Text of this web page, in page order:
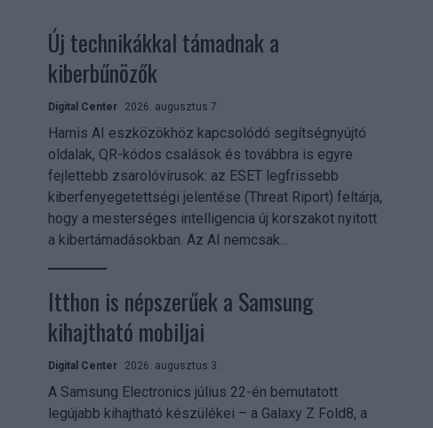
Új technikákkal támadnak a
kiberbűnözők
Digital Center 2026. augusztus 7.
Hamis AI eszközökhöz kapcsolódó segítségnyújtó
oldalak, QR-kódos csalások és továbbra is egyre
fejlettebb zsarolóvírusok: az ESET legfrissebb
kiberfenyegetettségi jelentése (Threat Riport) feltárja,
hogy a mesterséges intelligencia új korszakot nyitott
a kibertámadásokban. Az AI nemcsak...
Itthon is népszerűek a Samsung
kihajtható mobiljai
Digital Center 2026. augusztus 3.
A Samsung Electronics július 22-én bemutatott
legújabb kihajtható készülékei – a Galaxy Z Fold8, a